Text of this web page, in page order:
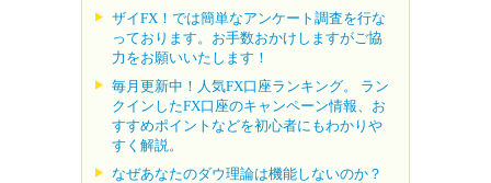
ザイFX！では簡単なアンケート調査を行な
っております。お手数おかけしますがご協
力をお願いいたします！
毎月更新中！人気FX口座ランキング。 ラン
クインしたFX口座のキャンペーン情報、お
すすめポイントなどを初心者にもわかりや
すく解説。
なぜあなたのダウ理論は機能しないのか？